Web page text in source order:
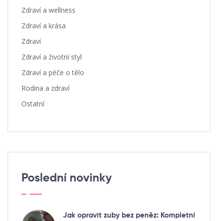
Zdraví a wellness
Zdraví a krása
Zdraví
Zdraví a životní styl
Zdraví a péče o tělo
Rodina a zdraví
Ostatní
Poslední novinky
Jak opravit zuby bez peněz: Kompletní